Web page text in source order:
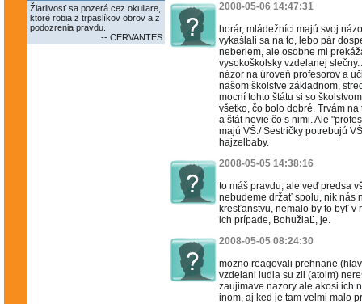
Žiarlivosť sa pozerá cez okuliare,
ktoré robia z trpaslíkov obrov a z
podozrenia pravdu.
-- CERVANTES
2008-05-06 14:47:31
horár, mládežníci majú svoj
vykašlali sa na to, lebo pár
neberiem, ale osobne mi
vysokoškolsky vzdelanej
názor na úroveň profesorov a
našom školstve základnom,
mocní tohto štátu si so
všetko, čo bolo dobré. Trvám
a štát nevie čo s nimi. Ale
majú VŠ./ Sestričky potrebujú
hajzelbaby.
2008-05-05 14:38:16
to máš pravdu, ale veď predsa
nebudeme držať spolu, nik nás
kresťanstvu, nemalo by to byť v
ich prípade, BohužiaĽ, je.
2008-05-05 08:24:30
mozno reagovali prehnane
vzdelani ludia su zli (atolm)
zaujimave nazory ale akosi ich
inom, aj ked je tam velmi malo